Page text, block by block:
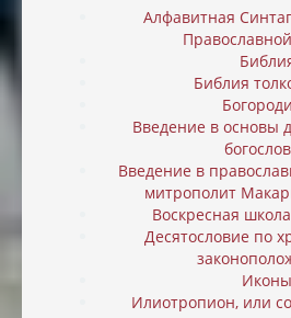
Алфавитная
Библия
Введение в основы
Введение в
митрополит
Воскресная
Десятословие по
Иконы
Илиотропион, или